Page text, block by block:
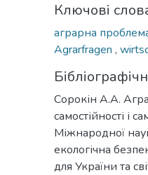
Ключові
аграрна
Agrarfragen ,
Сорокін А.А.
самостійності і
Міжнародної
екологічна
для України та